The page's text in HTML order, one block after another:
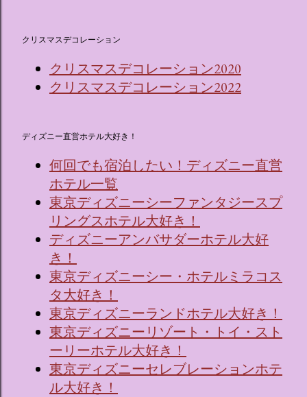
クリスマスデコレーション
クリスマスデコレーション2020
クリスマスデコレーション2022
ディズニー直営ホテル大好き！
何回でも宿泊したい！ディズニー直営
ホテル一覧
東京ディズニーシーファンタジースプ
リングスホテル大好き！
ディズニーアンバサダーホテル大好
き！
東京ディズニーシー・ホテルミラコス
タ大好き！
東京ディズニーランドホテル大好き！
東京ディズニーリゾート・トイ・スト
ーリーホテル大好き！
東京ディズニーセレブレーションホテ
ル大好き！